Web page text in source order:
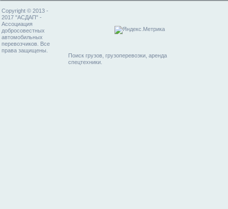
Copyright © 2013 -
2017 "АСДАП" -
Ассоциация
добросовестных
автомобильных
перевозчиков. Все
права защищены.
Поиск грузов, грузоперевозки, аренда
спецтехники.